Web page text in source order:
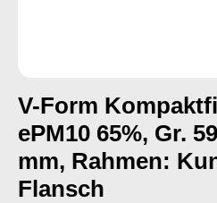
V-Form
ePM10 65%, Gr.
mm, Rahmen:
Flansch